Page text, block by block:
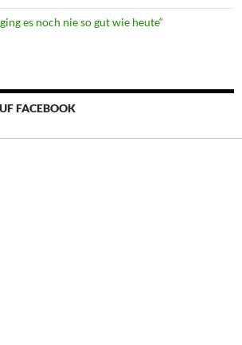
es noch nie so gut wie heute“
FACEBOOK